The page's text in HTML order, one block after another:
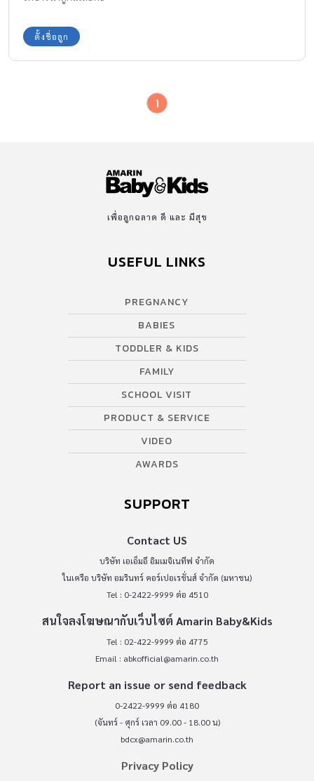
ตั้งชื่อลูก
1
เพื่อลูกฉลาด ดี และ มีสุข
USEFUL LINKS
PREGNANCY
BABIES
TODDLER & KIDS
FAMILY
SCHOOL VISIT
PRODUCT & SERVICE
VIDEO
AWARDS
SUPPORT
Contact US
บริษัท เอเอ็มอี อิมเมจิเนทีฟ จำกัด
ในเครือ บริษัท อมรินทร์ คอร์เปอเรชั่นส์ จำกัด (มหาชน)
Tel : 0-2422-9999 ต่อ 4510
สนใจลงโฆษณากับเว็บไซต์ Amarin Baby&Kids
Tel : 02-422-9999 ต่อ 4775
Email : abkofficial@amarin.co.th
Report an issue or send feedback
0-2422-9999 ต่อ 4180
(จันทร์ - ศุกร์ เวลา 09.00 - 18.00 น)
bdcx@amarin.co.th
Privacy Policy